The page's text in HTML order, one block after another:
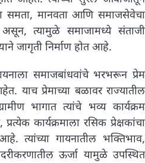
समता, मानवता आणि समाजसेवेचा
त्यामुळे समाजामध्ये संताजी
जागृती निर्माण होत आहे.
समाजबांधवांचे भरभरून प्रेम
याच प्रेमाच्या बळावर राज्यातील
भागात त्यांचे भव्य कार्यक्रम
कार्यक्रमाला रसिक प्रेक्षकांचा
त्यांच्या गायनातील भक्तिभाव,
ऊर्जा यामुळे उपस्थित